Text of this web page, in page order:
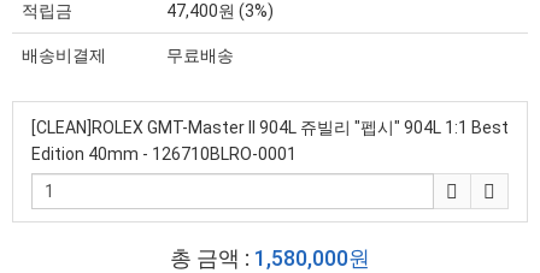
적립금 47,400원 (3%)
배송비결제 무료배송
[CLEAN]ROLEX GMT-Master II 904L 쥬빌리 "펩시" 904L 1:1 Best
Edition 40mm - 126710BLRO-0001
총 금액 : 1,580,000원